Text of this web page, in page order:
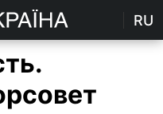
RU